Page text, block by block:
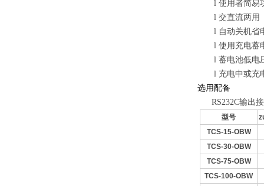
l 使用者简易
l 交直流两用
l 自动关机省
l 使用充电蓄
l 蓄电池低电
l 充电中或充
选用配备
RS232C输出
型号
TCS-15-OBW
TCS-30-OBW
TCS-75-OBW
TCS-100-OBW